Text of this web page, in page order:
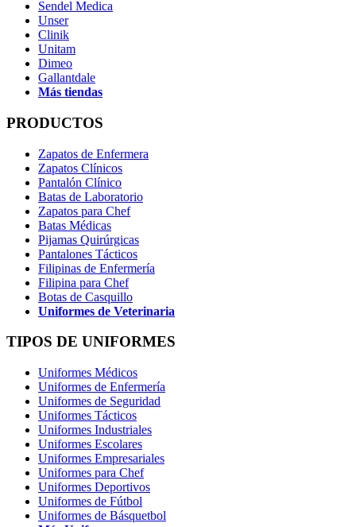
Sendel Medica
Unser
Clinik
Unitam
Dimeo
Gallantdale
Más tiendas
PRODUCTOS
Zapatos de Enfermera
Zapatos Clínicos
Pantalón Clínico
Batas de Laboratorio
Zapatos para Chef
Batas Médicas
Pijamas Quirúrgicas
Pantalones Tácticos
Filipinas de Enfermería
Filipina para Chef
Botas de Casquillo
Uniformes de Veterinaria
TIPOS DE UNIFORMES
Uniformes Médicos
Uniformes de Enfermería
Uniformes de Seguridad
Uniformes Tácticos
Uniformes Industriales
Uniformes Escolares
Uniformes Empresariales
Uniformes para Chef
Uniformes Deportivos
Uniformes de Fútbol
Uniformes de Básquetbol